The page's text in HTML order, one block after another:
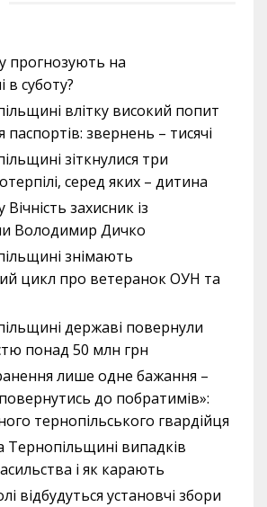
прогнозують на
суботу?
влітку високий попит
звернень – тисячі
зіткнулися три
серед яких – дитина
захисник із
Володимир Дичко
знімають
цикл про ветеранок ОУН та
державі повернули
понад 50 млн грн
лише одне бажання –
до побратимів»:
тернопільського гвардійця
Тернопільщині випадків
і як карають
відбудуться установчі збори